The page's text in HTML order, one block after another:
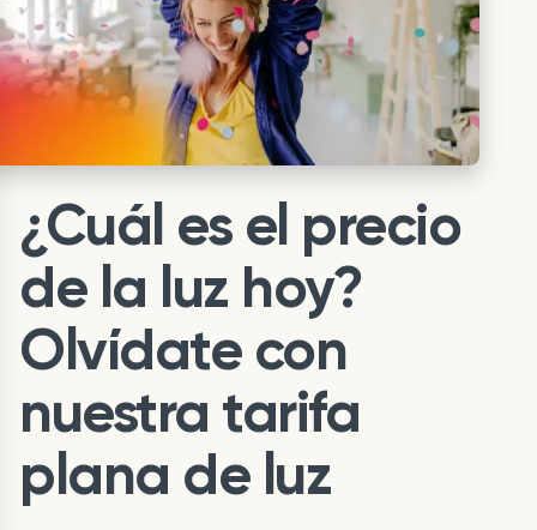
¿Cuál es el precio
de la luz hoy?
Olvídate con
nuestra tarifa
plana de luz